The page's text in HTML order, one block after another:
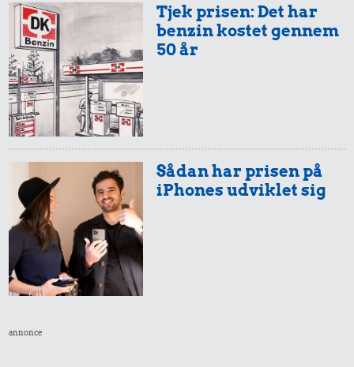
Tjek prisen: Det har
benzin kostet gennem
50 år
Sådan har prisen på
iPhones udviklet sig
annonce